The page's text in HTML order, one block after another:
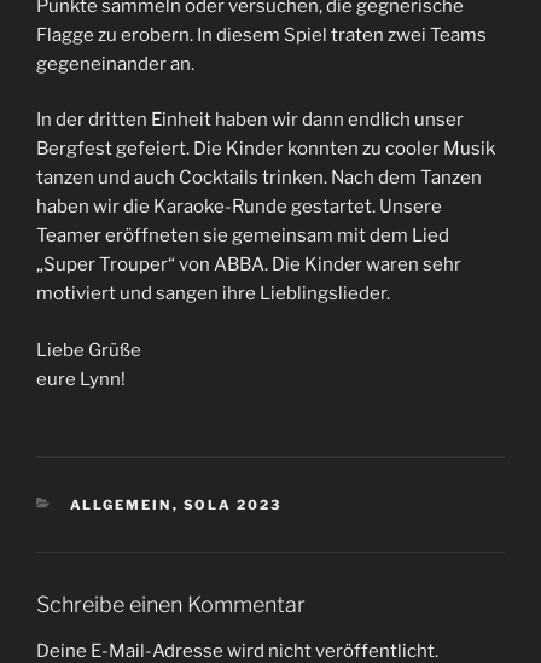
Punkte sammeln oder versuchen, die gegnerische
Flagge zu erobern. In diesem Spiel traten zwei Teams
gegeneinander an.
In der dritten Einheit haben wir dann endlich unser
Bergfest gefeiert. Die Kinder konnten zu cooler Musik
tanzen und auch Cocktails trinken. Nach dem Tanzen
haben wir die Karaoke-Runde gestartet. Unsere
Teamer eröffneten sie gemeinsam mit dem Lied
„Super Trouper“ von ABBA. Die Kinder waren sehr
motiviert und sangen ihre Lieblingslieder.
Liebe Grüße
eure Lynn!
KATEGORIEN
ALLGEMEIN , SOLA 2023
Schreibe einen Kommentar
Deine E-Mail-Adresse wird nicht veröffentlicht.